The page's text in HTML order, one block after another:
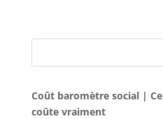
Coût baromètre social |
coûte vraiment